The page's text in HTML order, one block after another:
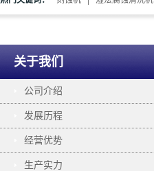
关于我们
公司介绍
发展历程
经营优势
生产实力